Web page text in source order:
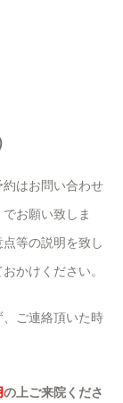
はお問い合わせ
お願い致しま
等の説明を致し
かけください。
ご連絡頂いた時
の上ご来院くださ